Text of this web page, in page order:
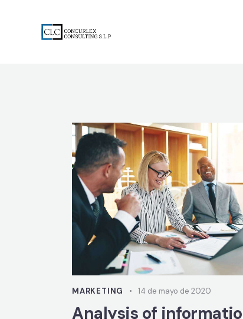
MARKETING 14 de mayo de 2020
Analysis of